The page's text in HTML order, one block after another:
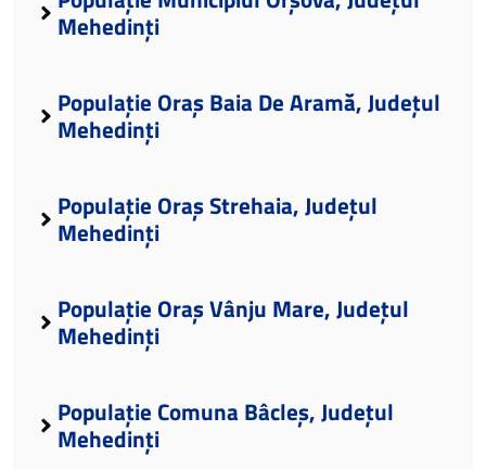
Mehedinți
Populație Oraș Baia De Aramă, Județul
Mehedinți
Populație Oraș Strehaia, Județul
Mehedinți
Populație Oraș Vânju Mare, Județul
Mehedinți
Populație Comuna Bâcleș, Județul
Mehedinți